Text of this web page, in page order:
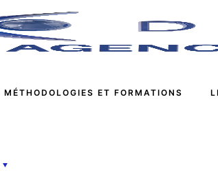
MÉTHODOLOGIES ET FORMATIONS